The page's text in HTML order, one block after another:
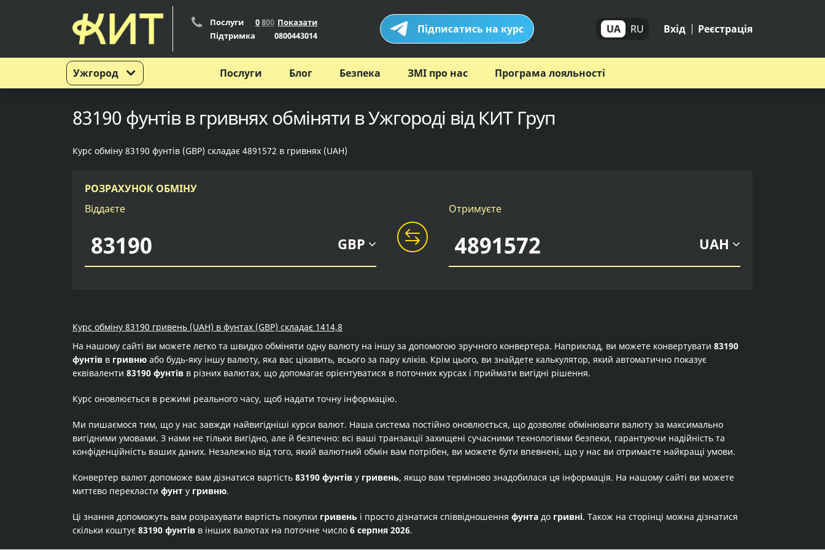
Ужгород
Послуги 0800 Показати
Підтримка
0800443014 Підписатись на курс UA RU Вхід Реєстрація
Послуги Блог Безпека ЗМІ про нас Програма лояльності
83190 фунтів в гривнях обміняти в Ужгороді від КИТ Груп
Курс обміну 83190 фунтів (GBP) складає 4891572 в гривнях (UAH)
РОЗРАХУНОК ОБМІНУ
Віддаєте
GBP
Отримуєте
UAH
Курс обміну 83190 гривень (UAH) в фунтах (GBP) складає 1414,8
На нашому сайті ви можете легко та швидко обміняти одну валюту на іншу за допомогою зручного конвертера. Наприклад, ви можете конвертувати 83190
фунтів в гривню або будь-яку іншу валюту, яка вас цікавить, всього за пару кліків. Крім цього, ви знайдете калькулятор, який автоматично показує
еквіваленти 83190 фунтів в різних валютах, що допомагає орієнтуватися в поточних курсах і приймати вигідні рішення.
Курс оновлюється в режимі реального часу, щоб надати точну інформацію.
Ми пишаємося тим, що у нас завжди найвигідніші курси валют. Наша система постійно оновлюється, що дозволяє обмінювати валюту за максимально
вигідними умовами. З нами не тільки вигідно, але й безпечно: всі ваші транзакції захищені сучасними технологіями безпеки, гарантуючи надійність та
конфіденційність ваших даних. Незалежно від того, який валютний обмін вам потрібен, ви можете бути впевнені, що у нас ви отримаєте найкращі умови.
Конвертер валют допоможе вам дізнатися вартість 83190 фунтів у гривень, якщо вам терміново знадобилася ця інформація. На нашому сайті ви можете
миттєво перекласти фунт у гривню.
Ці знання допоможуть вам розрахувати вартість покупки гривень і просто дізнатися співвідношення фунта до гривні. Також на сторінці можна дізнатися
скільки коштує 83190 фунтів в інших валютах на поточне число 6 серпня 2026.